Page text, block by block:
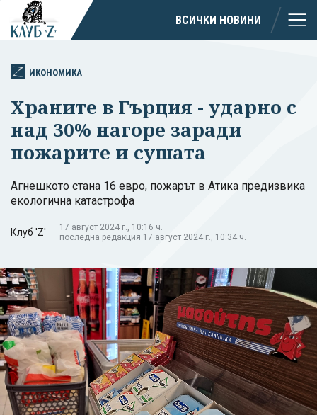
ВСИЧКИ НОВИНИ
ИКОНОМИКА
Храните в Гърция - ударно с
над 30% нагоре заради
пожарите и сушата
Агнешкото стана 16 евро, пожарът в Атика предизвика
екологична катастрофа
Клуб 'Z'
17 август 2024 г., 10:16 ч.
последна редакция 17 август 2024 г., 10:34 ч.